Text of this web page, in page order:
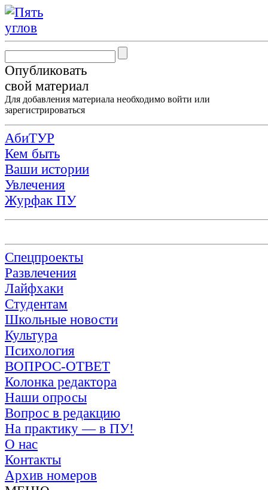
Опубликовать
свой материал
Для добавления материала необходимо войти или
зарегистрироваться
АбиТУР
Кем быть
Ваши истории
Увлечения
Журфак ПУ
Спецпроекты
Развлечения
Лайфхаки
Студентам
Школьные новости
Культура
Психология
ВОПРОС-ОТВЕТ
Колонка редактора
Наши опросы
Вопрос в редакцию
На практику — в ПУ!
О нас
Контакты
Архив номеров